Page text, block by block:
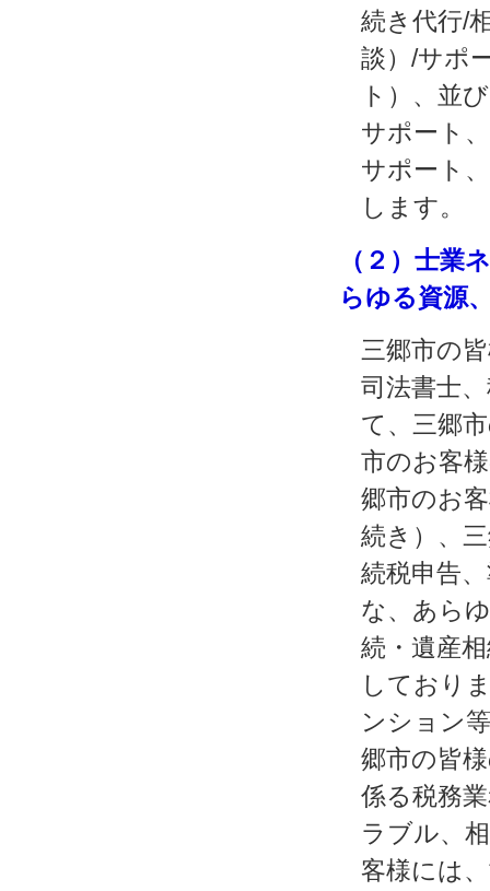
続き代行/
談）/サポ
ト）、並
サポート
サポート
します。
（２）士業
らゆる資源
三郷市の
司法書士
て、三郷
市のお客
郷市のお
続き）、
続税申告
な、あら
続・遺産
しており
ンション
郷市の皆
係る税務
ラブル、
客様には